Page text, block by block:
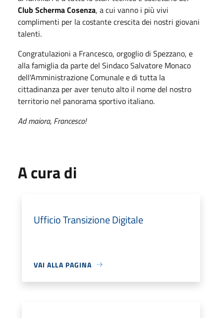
Club Scherma Cosenza, a cui vanno i più vivi
complimenti per la costante crescita dei nostri giovani
talenti.
Congratulazioni a Francesco, orgoglio di Spezzano, e
alla famiglia da parte del Sindaco Salvatore Monaco
dell'Amministrazione Comunale e di tutta la
cittadinanza per aver tenuto alto il nome del nostro
territorio nel panorama sportivo italiano.
Ad maiora, Francesco!
A cura di
Ufficio Transizione Digitale
VAI ALLA PAGINA